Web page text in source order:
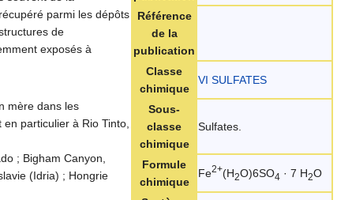
Référence
de la
publication
Classe
chimique
VI SULFATES
Sous-
classe
chimique
Sulfates.
Formule
chimique
Fe2+(H2O)6SO4 · 7 H2O
parmi les dépôts
de
exposés à
mère dans les
particulier à Rio Tinto,
; Bigham Canyon,
(Idria) ; Hongrie